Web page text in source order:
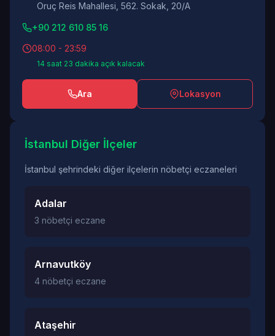
Oruç Reis Mahallesi, 562. Sokak, 20/A
+90 212 610 85 16
08:00 - 23:59
14 saat 23 dakika açık kalacak
Ara Lokasyon
İstanbul Diğer İlçeler
İstanbul şehrindeki diğer ilçelerin nöbetçi eczaneleri
Adalar
3 nöbetçi eczane
Arnavutköy
4 nöbetçi eczane
Ataşehir